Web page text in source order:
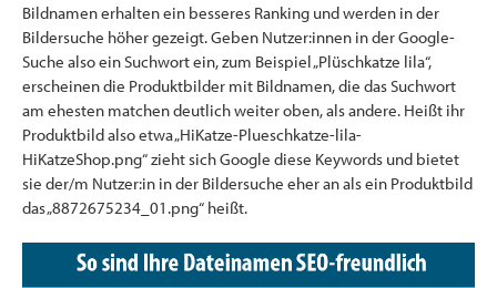
Bildnamen erhalten ein besseres Ranking und werden in der
Bildersuche höher gezeigt. Geben Nutzer:innen in der Google-
Suche also ein Suchwort ein, zum Beispiel „Plüschkatze lila“,
erscheinen die Produktbilder mit Bildnamen, die das Suchwort
am ehesten matchen deutlich weiter oben, als andere. Heißt ihr
Produktbild also etwa „HiKatze-Plueschkatze-lila-
HiKatzeShop.png“ zieht sich Google diese Keywords und bietet
sie der/m Nutzer:in in der Bildersuche eher an als ein Produktbild
das „8872675234_01.png“ heißt.